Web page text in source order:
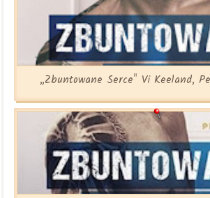
„Zbuntowane Serce" Vi Keeland,